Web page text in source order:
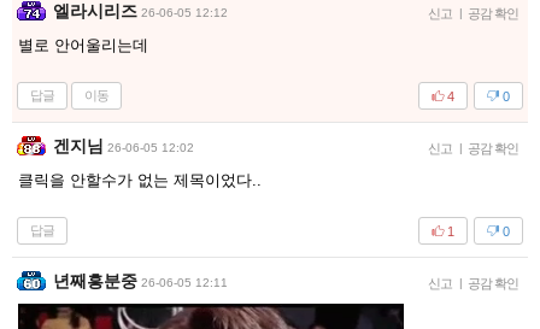
엘라시리즈 26-06-05 12:12 신고 | 공감 확인
별로 안어울리는데
답글 이동 0
4
겐지님 26-06-05 12:02 신고 | 공감 확인
클릭을 안할수가 없는 제목이었다..
답글 0
1
년째흥분중 26-06-05 12:11 신고 | 공감 확인